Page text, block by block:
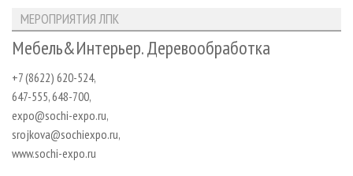
ЛЕСОЗАГОТОВКА
ЛЕСОПИЛЕНИЕ
ДЕРЕВООБРАБОТКА
СУШКА ДРЕВЕСИНЫ
ПРОИЗВОДСТВО ДРЕВЕСНЫХ ПЛИТ
ДЕРЕВЯННОЕ ДОМОСТРОЕНИЕ
НОВОСТИ ЛПК
НОВОСТИ ЖУРНАЛА
НОВОСТИ КОМПАНИЙ
ПРОЕКТЫ ЛПИ
АНАЛИТИКА
ПРЕДПРИЯТИЯ ЛПК
ЛЕСНЫЕ РЕГИОНЫ РОССИИ
ПЕРСОНЫ
МОБИЛЬНЫЕ ВЫСТАВКИ
АРХИВ
АРХИВ ЖУРНАЛОВ
СТАТЬИ
ПОДПИСКА
КОНТАКТЫ
РЕКЛАМОДАТЕЛЯМ
РЕКЛАМА
РЕКЛАМА НА САЙТЕ
МЕРОПРИЯТИЯ ЛПК
Мебель&Интерьер. Деревообработка
+7 (8622) 620-524,
647-555, 648-700,
expo@sochi-expo.ru,
srojkova@sochiexpo.ru,
www.sochi-expo.ru